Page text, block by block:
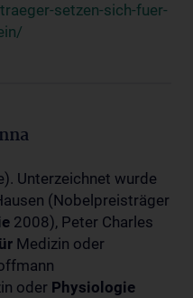
setzen-sich-fuer-
Unterzeichnet wurde
(Nobelpreisträger
2008), Peter Charles
Medizin oder
oder Physiologie